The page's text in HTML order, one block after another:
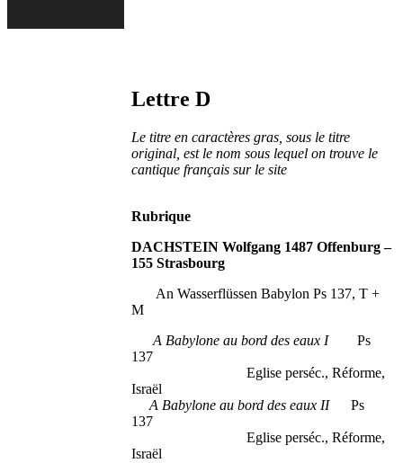
Lettre D
Le titre en caractères gras, sous le titre
original, est le nom sous lequel on trouve le
cantique français sur le site
Rubrique
DACHSTEIN Wolfgang 1487 Offenburg –
155 Strasbourg
An Wasserflüssen Babylon Ps 137, T +
M
A Babylone au bord des eaux IPs
137
Eglise perséc., Réforme,
Israël
A Babylone au bord des eaux IIPs
137
Eglise perséc., Réforme,
Israël